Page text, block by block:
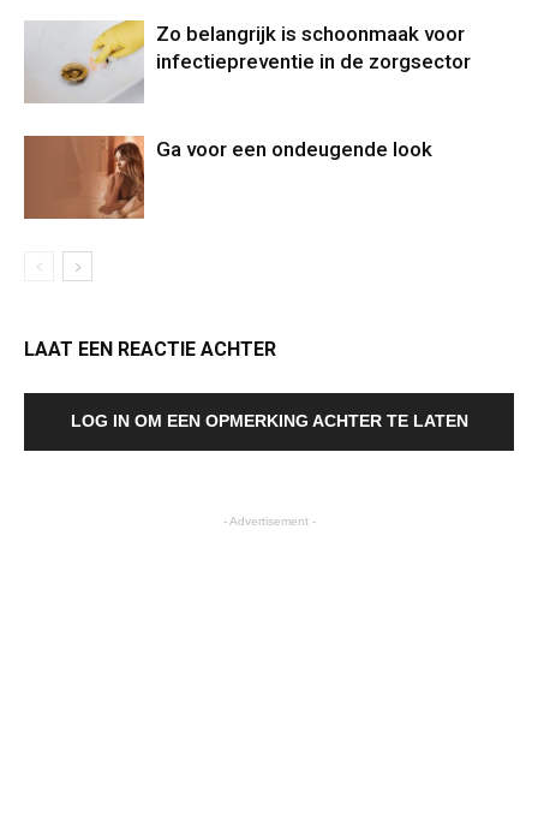
Zo belangrijk is schoonmaak voor
infectiepreventie in de zorgsector
Ga voor een ondeugende look
LAAT EEN REACTIE ACHTER
LOG IN OM EEN OPMERKING ACHTER TE LATEN
- Advertisement -